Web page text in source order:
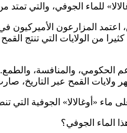
للماء الجوفي، والتي
اعتمد المزارعون
كثيرا من الولايات التي
الحكومي، والمنافسة،
ولايات القمح عبر التاريخ،
ماء «أوغالالا» الجوفية التي
الماء الجوفي؟